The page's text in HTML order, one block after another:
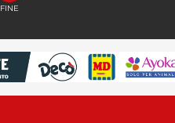
FINE